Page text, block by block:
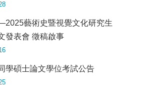
藝術史暨視覺文化研究生
發表會 徵稿啟事
學碩士論文學位考試公告